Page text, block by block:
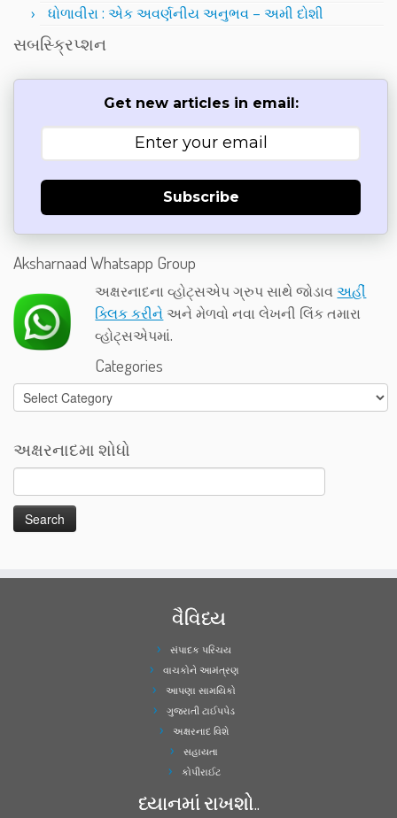
ધોળાવીરા : એક અવર્ણનીય અનુભવ – અમી દોશી
સબસ્ક્રિપ્શન
Get new articles in email:
Subscribe
Aksharnaad Whatsapp Group
અક્ષરનાદના વ્હોટ્સએપ ગ્રુપ સાથે જોડાવઅહીં
ક્લિક કરીને અને મેળવો નવા લેખની લિંક તમારા
વ્હોટ્સએપમાં.
Categories
Categories
અક્ષરનાદમા શોધો
વૈવિધ્ય
સંપાદક પરિચય
વાચકોને આમંત્રણ
આપણા સામયિકો
ગુજરાતી ટાઈપપેડ
અક્ષરનાદ વિશે
સહાયતા
કોપીરાઈટ
ધ્યાનમાં રાખશો..